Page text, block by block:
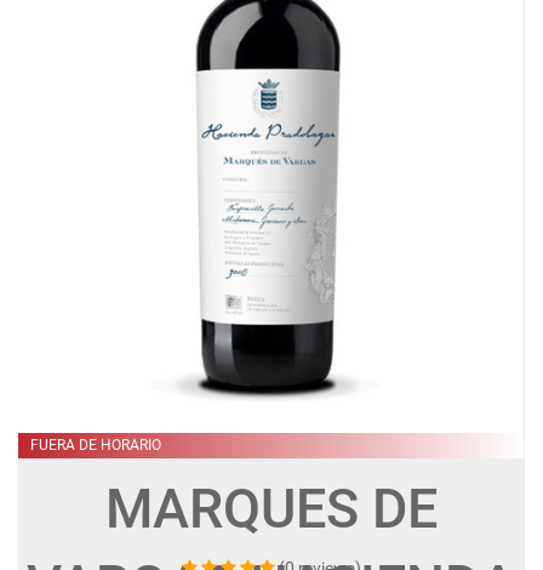
FUERA DE HORARIO
MARQUES DE